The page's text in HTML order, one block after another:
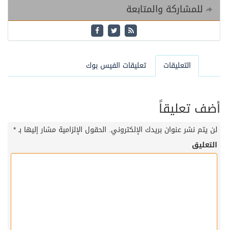
للمشاركة والمتابعة
التعليقات تعليقات الفيس بوك
أضف تعليقاً
لن يتم نشر عنوان بريدك الإلكتروني. الحقول الإلزامية مشار إليها بـ*
التعليق